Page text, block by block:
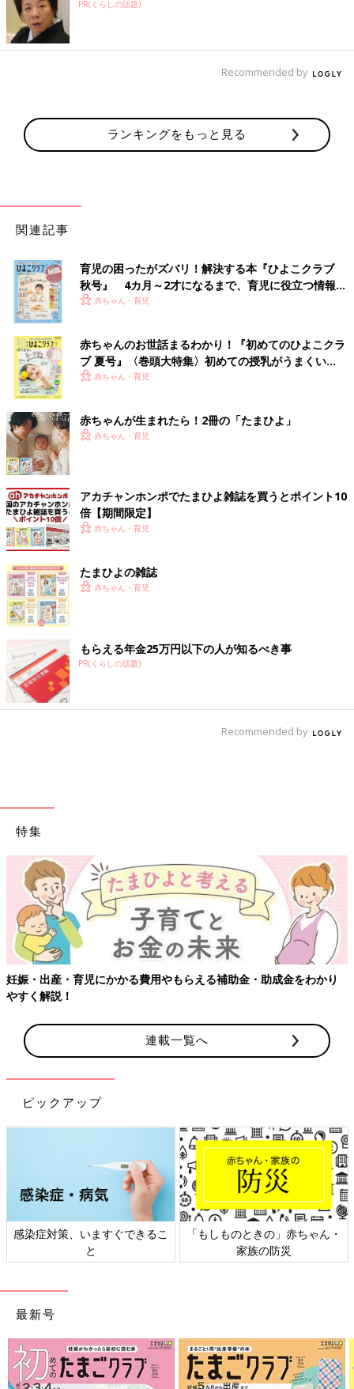
PR(くらしの話題)
Recommended by
ランキングをもっと見る
関連記事
育児の困ったがズバリ！解決する本『ひよこクラブ
秋号』 4カ月～2才になるまで、育児に役立つ情報が
いっぱい！
赤ちゃん・育児
赤ちゃんのお世話まるわかり！『初めてのひよこクラ
ブ 夏号』〈巻頭大特集〉初めての授乳がうまくい
く！ おっぱい・ミルクの基本と夏のトラブル 解決テ
赤ちゃん・育児
赤ちゃんが生まれたら！2冊の「たまひよ」
赤ちゃん・育児
アカチャンホンポでたまひよ雑誌を買うとポイント10
倍【期間限定】
赤ちゃん・育児
たまひよの雑誌
赤ちゃん・育児
もらえる年金25万円以下の人が知るべき事
PR(くらしの話題)
Recommended by
特集
妊娠・出産・育児にかかる費用やもらえる補助金・助成金をわかり
やすく解説！
連載一覧へ
ピックアップ
感染症対策、いますぐできるこ
と
「もしものときの」赤ちゃん・
家族の防災
最新号